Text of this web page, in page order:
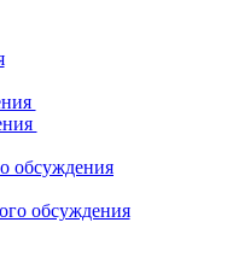
обсуждения
обсуждения